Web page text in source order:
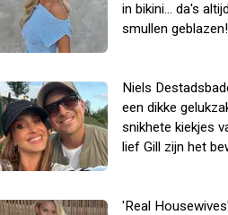
in bikini... da's
smullen
Niels
een dikke
snikhete kiekjes
lief Gill zijn het
'Real